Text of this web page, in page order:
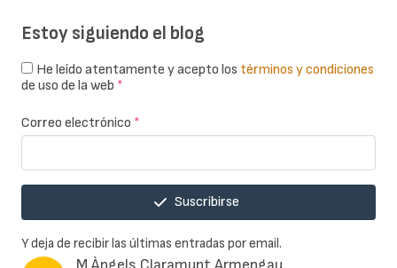
Estoy siguiendo el blog
He leído atentamente y acepto los términos y condiciones
de uso de la web *
Correo electrónico *
Suscribirse
Y deja de recibir las últimas entradas por email.